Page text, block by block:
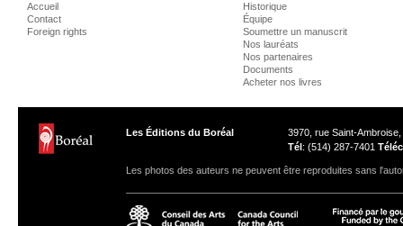
Accueil
Contact
Foreign rights
Historique
Équipe
Soumettre un manuscrit
Nos lauréats
Nos partenaires
Documents
Acheter nos livres
Les Éditions du Boréal
3970, rue Saint-
Tél: (514) 287-7401 Téléc
Les photos des auteurs ne peuvent être reproduites sans